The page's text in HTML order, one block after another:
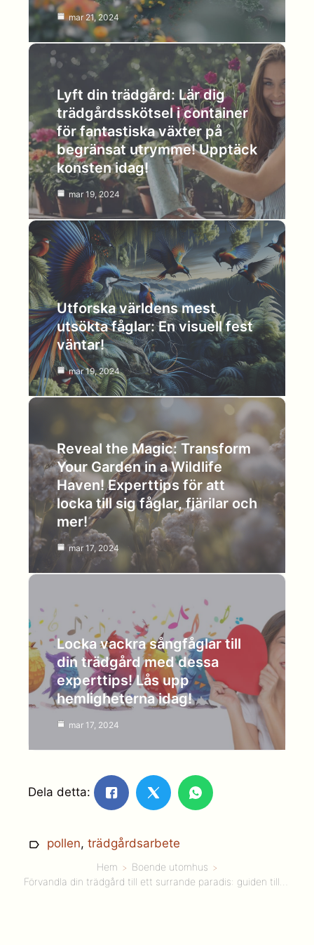
mar 21, 2024
Lyft din trädgård: Lär dig
trädgårdsskötsel i container
för fantastiska växter på
begränsat utrymme! Upptäck
konsten idag!
mar 19, 2024
Utforska världens mest
utsökta fåglar: En visuell fest
väntar!
mar 19, 2024
Reveal the Magic: Transform
Your Garden in a Wildlife
Haven! Experttips för att
locka till sig fåglar, fjärilar och
mer!
mar 17, 2024
Locka vackra sångfåglar till
din trädgård med dessa
experttips! Lås upp
hemligheterna idag!
mar 17, 2024
Dela detta:
pollen, trädgårdsarbete
Hem
Boende utomhus